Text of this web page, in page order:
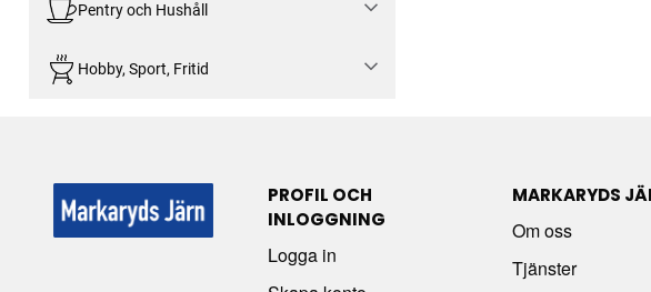
Pentry och Hushåll
Hobby, Sport, Fritid
PROFIL OCH
INLOGGNING
Logga in
MARKARYDS
Om oss
Tjänster